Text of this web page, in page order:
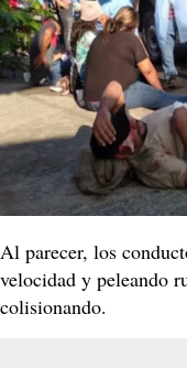
Al parecer, los
velocidad y peleando
colisionando.